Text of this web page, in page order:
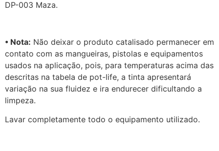
DP-003 Maza.
• Nota: Não deixar o produto catalisado permanecer em
contato com as mangueiras, pistolas e equipamentos
usados na aplicação, pois, para temperaturas acima das
descritas na tabela de pot-life, a tinta apresentará
variação na sua fluidez e ira endurecer dificultando a
limpeza.
Lavar completamente todo o equipamento utilizado.